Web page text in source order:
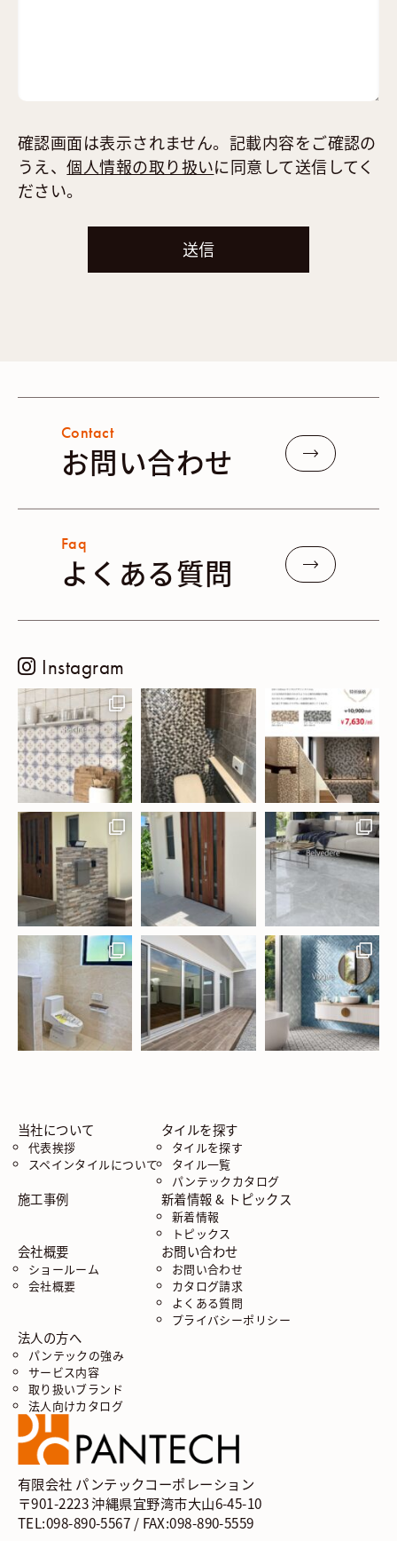
確認画面は表示されません。記載内容をご確認の
うえ、個人情報の取り扱いに同意して送信してく
ださい。
Contact
お問い合わせ
Faq
よくある質問
Instagram
当社について
代表挨拶
スペインタイルについて
タイルを探す
タイルを探す
タイル一覧
パンテックカタログ
施工事例 新着情報 & トピックス
新着情報
トピックス
会社概要
ショールーム
会社概要
お問い合わせ
お問い合わせ
カタログ請求
よくある質問
プライバシーポリシー
法人の方へ
パンテックの強み
サービス内容
取り扱いブランド
法人向けカタログ
有限会社 パンテックコーポレーション
〒901-2223 沖縄県宜野湾市大山6-45-10
TEL:098-890-5567 / FAX:098-890-5559